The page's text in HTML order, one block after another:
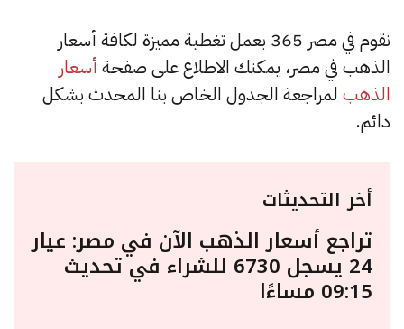
نقوم في مصر 365 بعمل تغطية مميزة لكافة أسعار
الذهب في مصر، يمكنك الاطلاع على صفحة أسعار
الذهب لمراجعة الجدول الخاص بنا المحدث بشكل
دائم.
أخر التحديثات
تراجع أسعار الذهب الآن في مصر: عيار
24 يسجل 6730 للشراء في تحديث
09:15 مساءًا